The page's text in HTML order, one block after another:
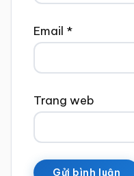
Email *
Trang web